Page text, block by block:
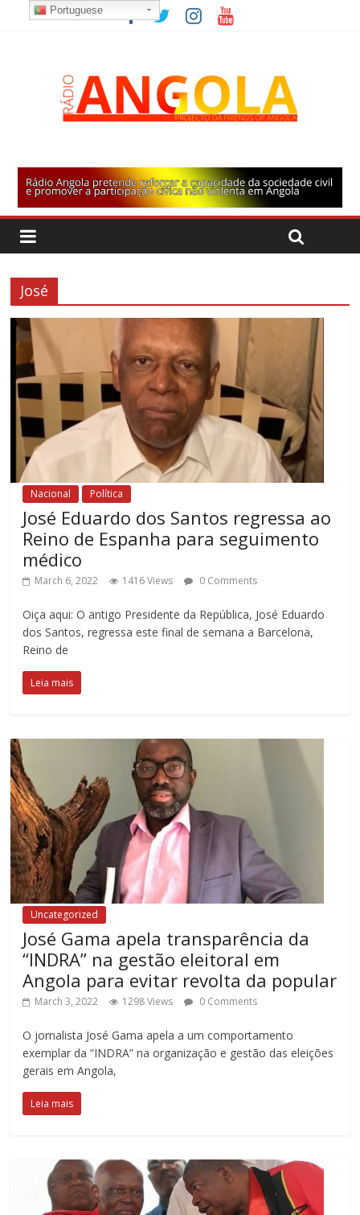
José
Nacional Política
José Eduardo dos Santos regressa ao
Reino de Espanha para seguimento
médico
March 6, 2022 1416 Views 0 Comments
Oiça aqui: O antigo Presidente da República, José Eduardo
dos Santos, regressa este final de semana a Barcelona,
Reino de
Leia mais
Uncategorized
José Gama apela transparência da
“INDRA” na gestão eleitoral em
Angola para evitar revolta da popular
March 3, 2022 1298 Views 0 Comments
O jornalista José Gama apela a um comportamento
exemplar da “INDRA” na organização e gestão das eleições
gerais em Angola,
Leia mais
Portuguese